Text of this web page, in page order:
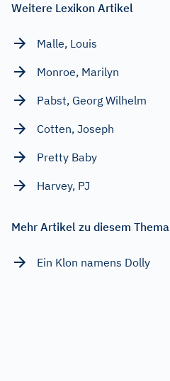
Weitere Lexikon Artikel
Malle, Louis
Monroe, Marilyn
Pabst, Georg Wilhelm
Cotten, Joseph
Pretty Baby
Harvey, PJ
Mehr Artikel zu diesem Thema
Ein Klon namens Dolly